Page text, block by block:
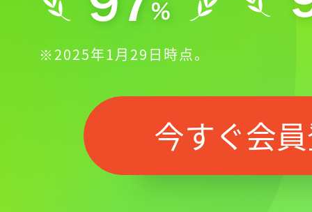
※2025年1月29日時点。
今すぐ会